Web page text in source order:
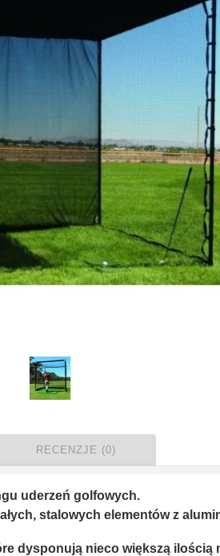
RECENZJE (0)
uderzeń golfowych.
stalowych elementów z
dysponują nieco większą ilością